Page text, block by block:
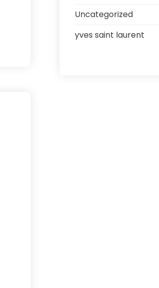
Uncategorized
yves saint laurent